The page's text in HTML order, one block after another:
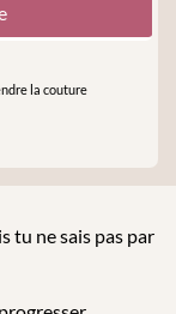
la couture
tu ne sais pas par